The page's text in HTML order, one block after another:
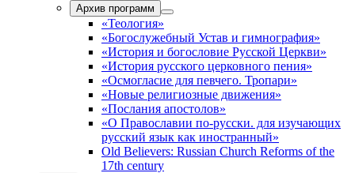
Архив программ
«Теология»
«Богослужебный Устав и гимнография»
«История и богословие Русской Церкви»
«История русского церковного пения»
«Осмогласие для певчего. Тропари»
«Новые религиозные движения»
«Послания апостолов»
«О Православии по-русски. для изучающих
русский язык как иностранный»
Old Believers: Russian Church Reforms of the
17th century